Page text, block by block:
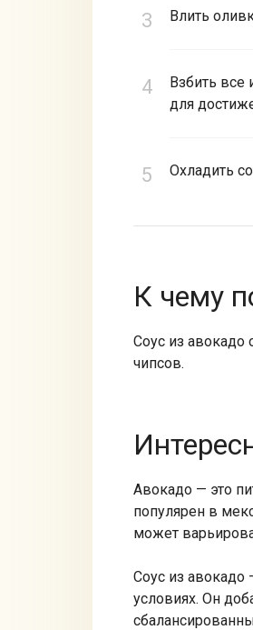
Влить
Взбить
для
Охладить
К чему
Соус из авокадо
чипсов.
Авокадо — это
популярен в
может
Соус из авокадо
условиях. Он